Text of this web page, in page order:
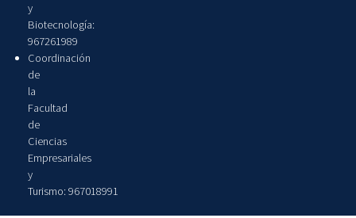
y
Biotecnología:
967261989
Coordinación
de
la
Facultad
de
Ciencias
Empresariales
y
Turismo: 967018991